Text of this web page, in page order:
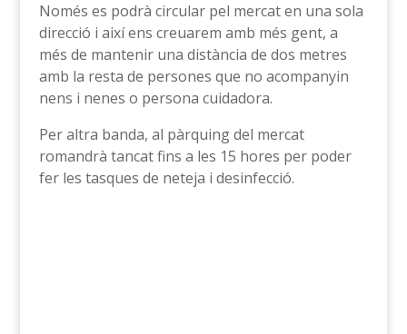
Només es podrà circular pel mercat en una sola
direcció i així ens creuarem amb més gent, a
més de mantenir una distància de dos metres
amb la resta de persones que no acompanyin
nens i nenes o persona cuidadora.
Per altra banda, al pàrquing del mercat
romandrà tancat fins a les 15 hores per poder
fer les tasques de neteja i desinfecció.